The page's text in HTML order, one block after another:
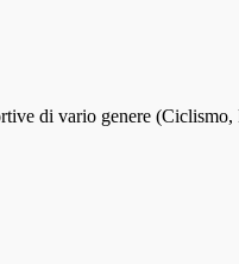
di vario genere